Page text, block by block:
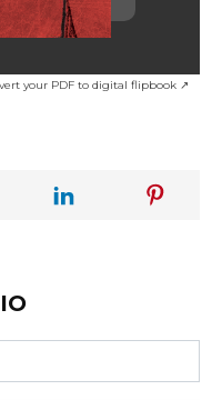
your PDF to digital flipbook ↗